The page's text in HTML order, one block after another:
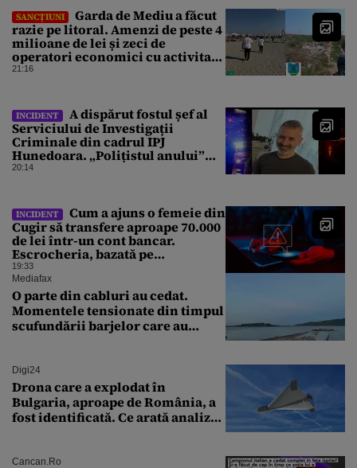
SANCȚIUNI
Garda de Mediu a făcut
razie pe litoral. Amenzi de peste 4
milioane de lei și zeci de
operatori economici cu activitate
suspendată
21:16
INCIDENT
A dispărut fostul șef al
Serviciului de Investigații
Criminale din cadrul IPJ
Hunedoara. „Polițistul anului”
este de negăsit de 2 zile
20:14
INCIDENT
Cum a ajuns o femeie din
Cugir să transfere aproape 70.000
de lei într-un cont bancar.
Escrocheria, bazată pe
Inteligența Artificială
19:33
Mediafax
O parte din cabluri au cedat.
Momentele tensionate din timpul
scufundării barjelor care au
Digi24
Drona care a explodat în
Bulgaria, aproape de România, a
fost identificată. Ce arată analiza
Cancan.ro